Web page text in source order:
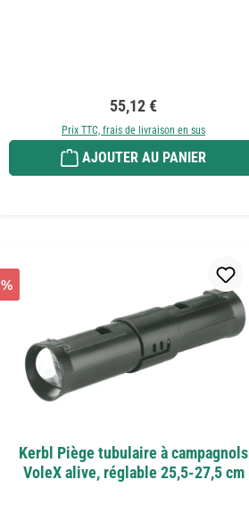
Prix régulier :
55,12 €
Prix TTC, frais de livraison en sus
AJOUTER AU PANIER
%
Kerbl Piège tubulaire à campagnols
VoleX alive, réglable 25,5-27,5 cm